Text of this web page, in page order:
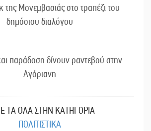
της Μονεμβασιάς στο τραπέζι του
δημόσιου διαλόγου
παράδοση δίνουν ραντεβού στην
Αγόριανη
ΤΑ ΟΛΑ ΣΤΗΝ ΚΑΤΗΓΟΡΙΑ
ΠΟΛΙΤΙΣΤΙΚΑ